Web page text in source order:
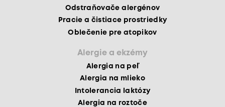
Odstraňovače alergénov
Pracie a čistiace prostriedky
Oblečenie pre atopikov
Alergie a ekzémy
Alergia na peľ
Alergia na mlieko
Intolerancia laktózy
Alergia na roztoče